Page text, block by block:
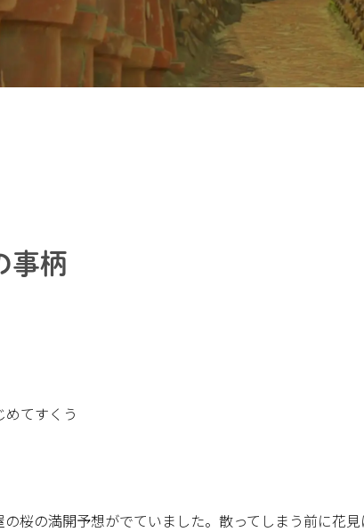
事柄
てすくう
桜の満開予想がでていました。散ってしまう前に花